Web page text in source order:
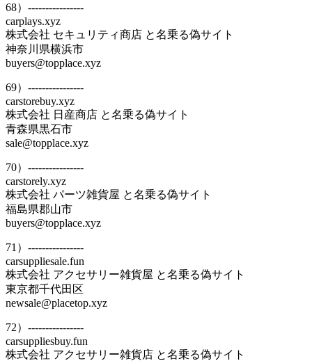
68）----------------
carplays.xyz
株式会社 セキュリティ商店 と名乗る偽サイト
神奈川県横浜市
buyers@topplace.xyz
69）----------------
carstorebuy.xyz
株式会社 日産商店 と名乗る偽サイト
青森県黒石市
sale@topplace.xyz
70）----------------
carstorely.xyz
株式会社 パーツ雑貨屋 と名乗る偽サイト
福島県郡山市
buyers@topplace.xyz
71）----------------
carsuppliesale.fun
株式会社 アクセサリー雑貨屋 と名乗る偽サイト
東京都千代田区
newsale@placetop.xyz
72）----------------
carsuppliesbuy.fun
株式会社 アクセサリー雑貨店 と名乗る偽サイト